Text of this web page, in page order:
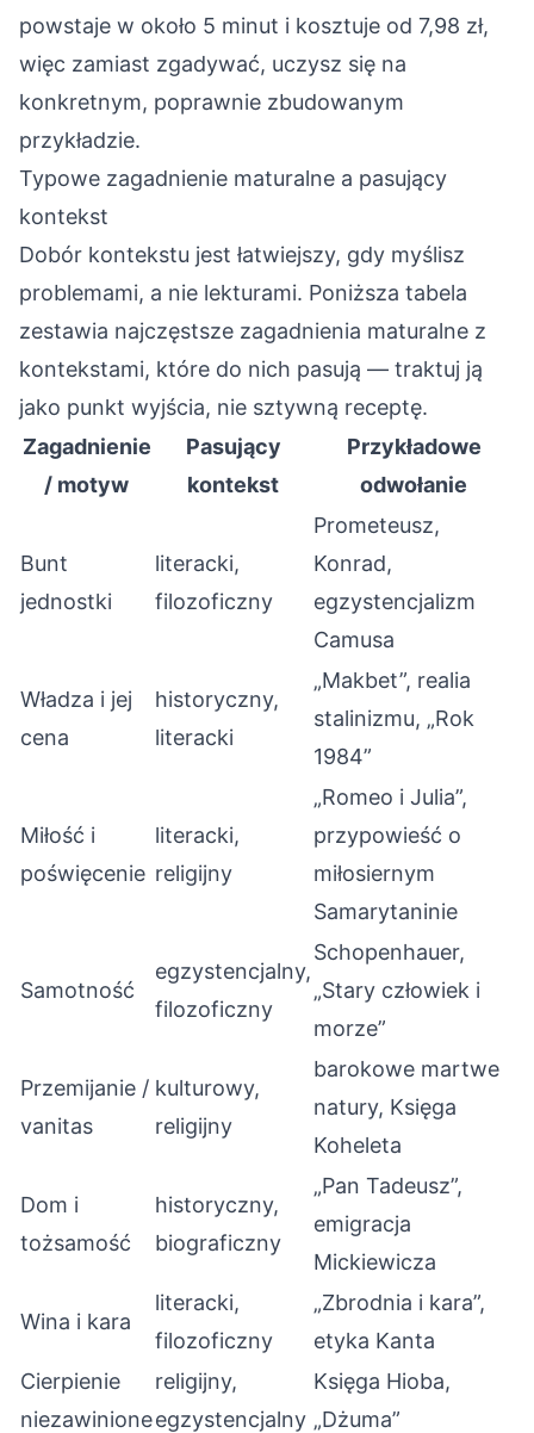
powstaje w około 5 minut i kosztuje od 7,98 zł,
więc zamiast zgadywać, uczysz się na
konkretnym, poprawnie zbudowanym
przykładzie.
Typowe zagadnienie maturalne a pasujący
kontekst
Dobór kontekstu jest łatwiejszy, gdy myślisz
problemami, a nie lekturami. Poniższa tabela
zestawia najczęstsze zagadnienia maturalne z
kontekstami, które do nich pasują — traktuj ją
jako punkt wyjścia, nie sztywną receptę.
Zagadnienie
/ motyw
Pasujący
kontekst
Przykładowe
odwołanie
Bunt
jednostki
literacki,
filozoficzny
Prometeusz,
Konrad,
egzystencjalizm
Camusa
Władza i jej
cena
historyczny,
literacki
„Makbet”, realia
stalinizmu, „Rok
1984”
Miłość i
poświęcenie
literacki,
religijny
„Romeo i Julia”,
przypowieść o
miłosiernym
Samarytaninie
Samotność
egzystencjalny,
filozoficzny
Schopenhauer,
„Stary człowiek i
morze”
Przemijanie /
vanitas
kulturowy,
religijny
barokowe martwe
natury, Księga
Koheleta
Dom i
tożsamość
historyczny,
biograficzny
„Pan Tadeusz”,
emigracja
Mickiewicza
Wina i kara
literacki,
filozoficzny
„Zbrodnia i kara”,
etyka Kanta
Cierpienie
niezawinione
religijny,
egzystencjalny
Księga Hioba,
„Dżuma”